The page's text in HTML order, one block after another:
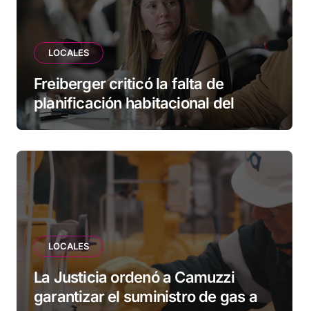
LOCALES
Freiberger criticó la falta de
planificación habitacional del
Municipio: “Vuoto deja afuera a
esperando”
LOCALES
La Justicia ordenó a Camuzzi
garantizar el suministro de gas a